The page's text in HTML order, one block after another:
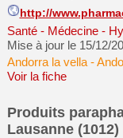
http://
Santé - Médecine -
Mise à jour le 15/12/
Andorra la vella -
Voir la fiche
Produits
Lausanne (1012)